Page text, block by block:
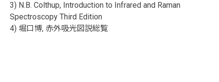
3) N.B. Colthup, Introduction to Infrared and Raman
Spectroscopy Third Edition
4) 堀口博, 赤外吸光図説総覧